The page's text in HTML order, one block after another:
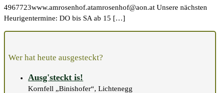
4967723www.amrosenhof.atamrosenhof@aon.at Unsere nächsten
Heurigentermine: DO bis SA ab 15 […]
Wer hat heute ausgesteckt?
Ausg'steckt is!
Kornfell „Binishofer“, Lichtenegg